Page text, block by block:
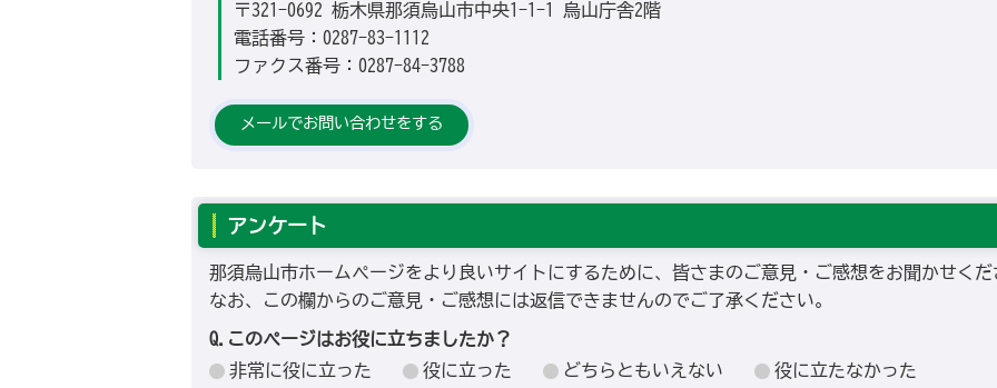
〒321-0692 栃木県那須烏山市中央1-1-1 烏山庁舎2階
電話番号：0287-83-1112
ファクス番号：0287-84-3788
メールでお問い合わせをする
アンケート
那須烏山市ホームページをより良いサイトにするために、皆さまのご意見・ご感想をお聞かせくだ
なお、この欄からのご意見・ご感想には返信できませんのでご了承ください。
Q.このページはお役に立ちましたか？
非常に役に立った
役に立った どちらともいえない 役に立たなかった